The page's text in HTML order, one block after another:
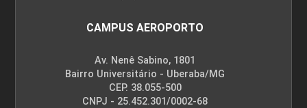
CAMPUS AEROPORTO
Av. Nenê Sabino, 1801
Bairro Universitário - Uberaba/MG
CEP. 38.055-500
CNPJ - 25.452.301/0002-68